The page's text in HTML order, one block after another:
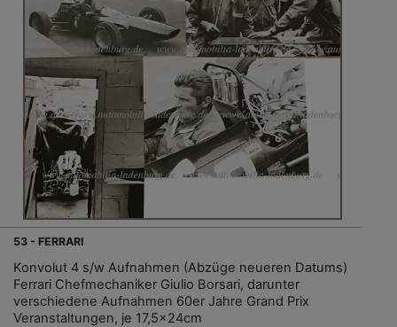
53 - FERRARI
Konvolut 4 s/w Aufnahmen (Abzüge neueren Datums)
Ferrari Chefmechaniker Giulio Borsari, darunter
verschiedene Aufnahmen 60er Jahre Grand Prix
Veranstaltungen, je 17,5x24cm